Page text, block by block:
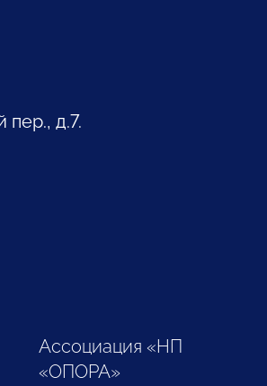
пер., д.7.
Ассоциация «НП
«ОПОРА»